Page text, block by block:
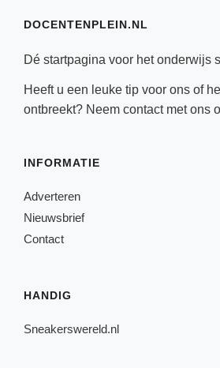
DOCENTENPLEIN.NL
Dé startpagina voor het onderwijs
Heeft u een leuke tip voor ons of
ontbreekt? Neem contactmet ons
INFORMATIE
Adverteren
Nieuwsbrief
Contact
HANDIG
Sneakerswereld.nl